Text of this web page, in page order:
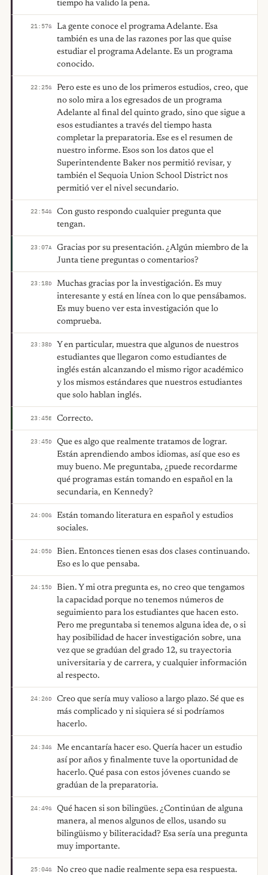
tiempo ha valido la pena.
21:57G
La gente conoce el programa Adelante. Esa
también es una de las razones por las que quise
estudiar el programa Adelante. Es un programa
conocido.
22:25G
Pero este es uno de los primeros estudios, creo, que
no solo mira a los egresados de un programa
Adelante al final del quinto grado, sino que sigue a
esos estudiantes a través del tiempo hasta
completar la preparatoria. Ese es el resumen de
nuestro informe. Esos son los datos que el
Superintendente Baker nos permitió revisar, y
también el Sequoia Union School District nos
permitió ver el nivel secundario.
22:54G
Con gusto respondo cualquier pregunta que
tengan.
23:07A
Gracias por su presentación. ¿Algún miembro de la
Junta tiene preguntas o comentarios?
23:18D
Muchas gracias por la investigación. Es muy
interesante y está en línea con lo que pensábamos.
Es muy bueno ver esta investigación que lo
comprueba.
23:38D
Y en particular, muestra que algunos de nuestros
estudiantes que llegaron como estudiantes de
inglés están alcanzando el mismo rigor académico
y los mismos estándares que nuestros estudiantes
que solo hablan inglés.
23:45E Correcto.
23:45D
Que es algo que realmente tratamos de lograr.
Están aprendiendo ambos idiomas, así que eso es
muy bueno. Me preguntaba, ¿puede recordarme
qué programas están tomando en español en la
secundaria, en Kennedy?
24:00G
Están tomando literatura en español y estudios
sociales.
24:05D
Bien. Entonces tienen esas dos clases continuando.
Eso es lo que pensaba.
24:15D
Bien. Y mi otra pregunta es, no creo que tengamos
la capacidad porque no tenemos números de
seguimiento para los estudiantes que hacen esto.
Pero me preguntaba si tenemos alguna idea de, o si
hay posibilidad de hacer investigación sobre, una
vez que se gradúan del grado 12, su trayectoria
universitaria y de carrera, y cualquier información
al respecto.
24:26D
Creo que sería muy valioso a largo plazo. Sé que es
más complicado y ni siquiera sé si podríamos
hacerlo.
24:34G
Me encantaría hacer eso. Quería hacer un estudio
así por años y finalmente tuve la oportunidad de
hacerlo. Qué pasa con estos jóvenes cuando se
gradúan de la preparatoria.
24:49G
Qué hacen si son bilingües. ¿Continúan de alguna
manera, al menos algunos de ellos, usando su
bilingüismo y biliteracidad? Esa sería una pregunta
muy importante.
25:04G
No creo que nadie realmente sepa esa respuesta.